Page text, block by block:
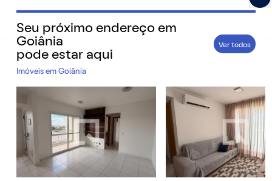
QuintoAndar Guias - Inspiração e tudo o que você
Home> Cidades
Bairros de Goiânia: áreas verdes e boa
infraestrutura proporcionam qualidade de
vida na cidade
Listamos cinco diferentes localidades da cidade que
atendem estilos de vida dos mais cosmopolitas aos
mais sossegados
Seu próximo endereço em
Goiânia
pode estar aqui
Imóveis emGoiânia
Ver todos